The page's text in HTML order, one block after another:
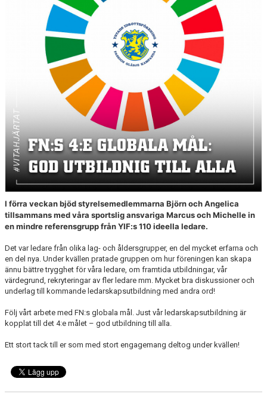
YIF:S NOSTALGOTEK
MEDLEMSKAP
I förra veckan bjöd styrelsemedlemmarna Björn och Angelica
tillsammans med våra sportslig ansvariga Marcus och Michelle in
en mindre referensgrupp från YIF:s 110 ideella ledare.
Det var ledare från olika lag- och åldersgrupper, en del mycket erfarna och
en del nya. Under kvällen pratade gruppen om hur föreningen kan skapa
ännu bättre trygghet för våra ledare, om framtida utbildningar, vår
värdegrund, rekryteringar av fler ledare mm. Mycket bra diskussioner och
underlag till kommande ledarskapsutbildning med andra ord!
Följ vårt arbete med FN:s globala mål. Just vår ledarskapsutbildning är
kopplat till det 4:e målet – god utbildning till alla.
Ett stort tack till er som med stort engagemang deltog under kvällen!